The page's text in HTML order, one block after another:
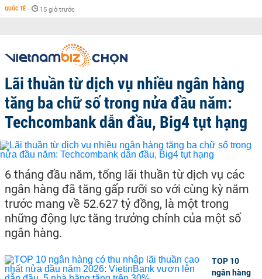
QUỐC TẾ - 15 giờ trước
Lãi thuần từ dịch vụ nhiều ngân hàng
tăng ba chữ số trong nửa đầu năm:
Techcombank dẫn đầu, Big4 tụt hạng
6 tháng đầu năm, tổng lãi thuần từ dịch vụ các
ngân hàng đã tăng gấp rưỡi so với cùng kỳ năm
trước mang về 52.627 tỷ đồng, là một trong
những động lực tăng trưởng chính của một số
ngân hàng.
TOP 10
ngân hàng